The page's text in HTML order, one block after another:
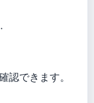
認できます。